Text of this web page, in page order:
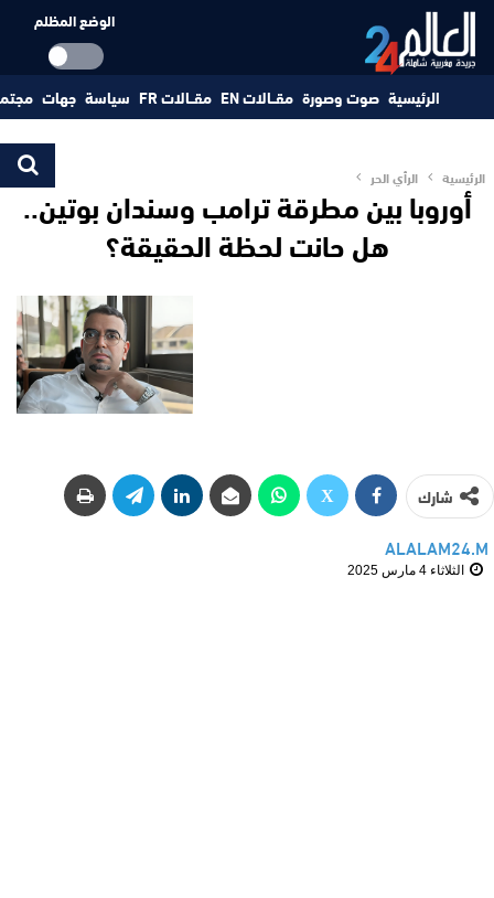
الوضع المظلم
الرئيسية صوت وصورة مقــالات EN مقــالات FR سياسة جهات
الرئيسية الرأي الحر
أوروبا بين مطرقة ترامب وسندان بوتين..
هل حانت لحظة الحقيقة؟
شارك
ALALAM24.M
الثلاثاء 4 مارس 2025